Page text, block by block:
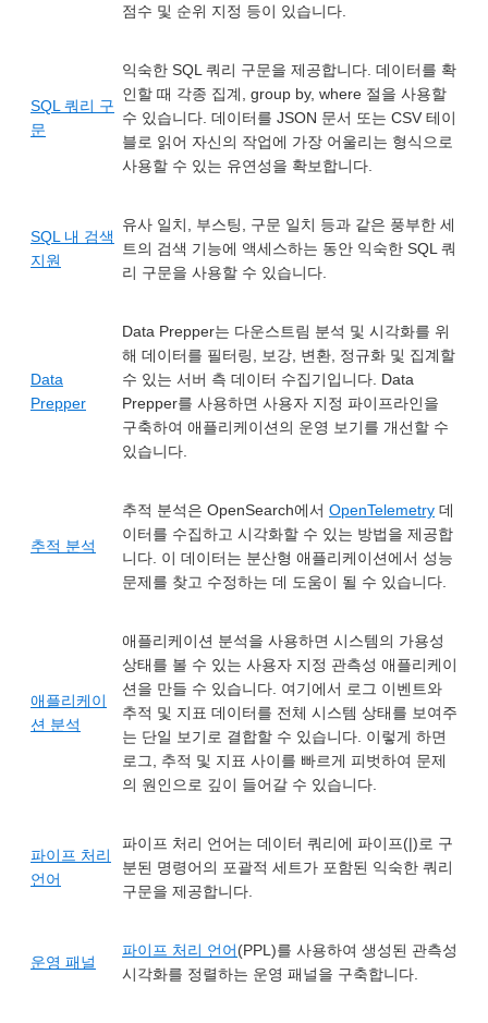
점수 및 순위 지정 등이 있습니다.
SQL 쿼리 구
문
익숙한 SQL 쿼리 구문을 제공합니다. 데이터를 확
인할 때 각종 집계, group by, where 절을 사용할
수 있습니다. 데이터를 JSON 문서 또는 CSV 테이
블로 읽어 자신의 작업에 가장 어울리는 형식으로
사용할 수 있는 유연성을 확보합니다.
SQL 내 검색
지원
유사 일치, 부스팅, 구문 일치 등과 같은 풍부한 세
트의 검색 기능에 액세스하는 동안 익숙한 SQL 쿼
리 구문을 사용할 수 있습니다.
Data
Prepper
Data Prepper는 다운스트림 분석 및 시각화를 위
해 데이터를 필터링, 보강, 변환, 정규화 및 집계할
수 있는 서버 측 데이터 수집기입니다. Data
Prepper를 사용하면 사용자 지정 파이프라인을
구축하여 애플리케이션의 운영 보기를 개선할 수
있습니다.
추적 분석
추적 분석은 OpenSearch에서 OpenTelemetry 데
이터를 수집하고 시각화할 수 있는 방법을 제공합
니다. 이 데이터는 분산형 애플리케이션에서 성능
문제를 찾고 수정하는 데 도움이 될 수 있습니다.
애플리케이
션 분석
애플리케이션 분석을 사용하면 시스템의 가용성
상태를 볼 수 있는 사용자 지정 관측성 애플리케이
션을 만들 수 있습니다. 여기에서 로그 이벤트와
추적 및 지표 데이터를 전체 시스템 상태를 보여주
는 단일 보기로 결합할 수 있습니다. 이렇게 하면
로그, 추적 및 지표 사이를 빠르게 피벗하여 문제
의 원인으로 깊이 들어갈 수 있습니다.
파이프 처리
언어
파이프 처리 언어는 데이터 쿼리에 파이프(|)로 구
분된 명령어의 포괄적 세트가 포함된 익숙한 쿼리
구문을 제공합니다.
운영 패널
파이프 처리 언어(PPL)를 사용하여 생성된 관측성
시각화를 정렬하는 운영 패널을 구축합니다.